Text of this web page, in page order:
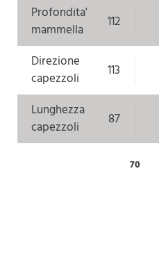
Profondita'
mammella
112
Direzione
capezzoli
113
Lunghezza
capezzoli
87
70